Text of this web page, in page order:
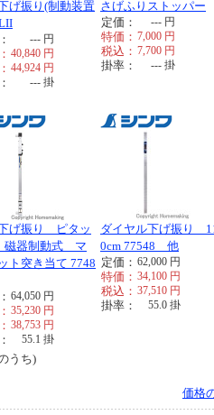
げ振り(制動装置
--- 円
40,840 円
44,924 円
--- 掛
さげふりストッパー
定価：
--- 円
特価： 7,000 円
税込： 7,700 円
掛率： --- 掛
げ振り ピタッ
器制動式 マ
ト突き当て 7748
64,050 円
35,230 円
38,753 円
55.1 掛
ダイヤル下げ振り
0cm 77548 他
定価： 62,000 円
特価： 34,100 円
税込： 37,510 円
掛率： 55.0 掛
うち)
価格